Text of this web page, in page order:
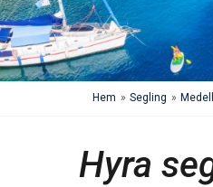
Hem » Segling »
Hyra